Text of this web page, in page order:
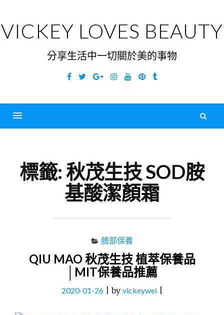
content
VICKEY LOVES BEAUTY
分享生活中一切關於美的事物
Facebook
TwitterGoogleInstagramYouTubePinterest
Tumblr
標籤: 秋茂生技 SOD胺
基酸潔顏霜
臉部保養
QIU MAO 秋茂生技 植萃保養品
│MIT保養品推薦
2020-01-26|by vickeywei|